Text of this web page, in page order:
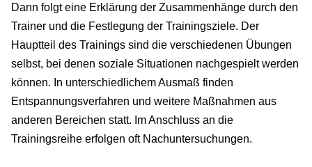
Dann folgt eine Erklärung der Zusammenhänge durch den
Trainer und die Festlegung der Trainingsziele. Der
Hauptteil des Trainings sind die verschiedenen Übungen
selbst, bei denen soziale Situationen nachgespielt werden
können. In unterschiedlichem Ausmaß finden
Entspannungsverfahren und weitere Maßnahmen aus
anderen Bereichen statt. Im Anschluss an die
Trainingsreihe erfolgen oft Nachuntersuchungen.